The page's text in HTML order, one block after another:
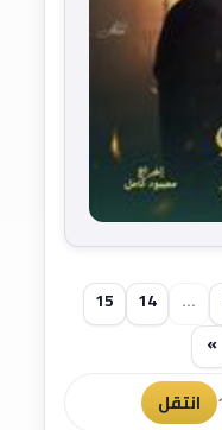
...
14
15
»
انتقل